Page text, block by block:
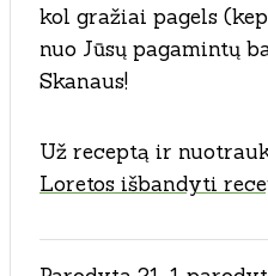
kol gražiai pagels
nuo Jūsų pagamintų
Skanaus!
Už receptą ir
Loretos išbandyti